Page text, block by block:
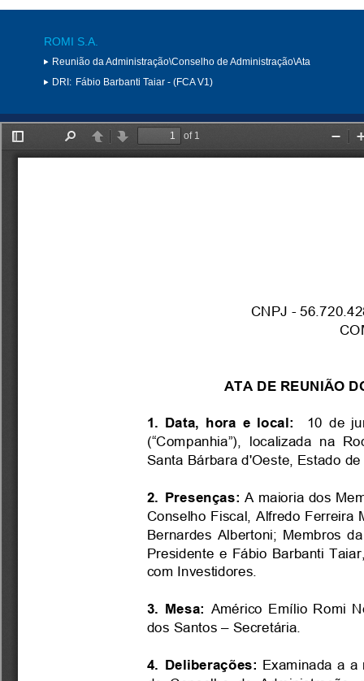
ROMI S.A.
Reunião da Administração\Conselho de Administração\Ata
DRI: Fábio Barbanti Taiar - (FCA V1)